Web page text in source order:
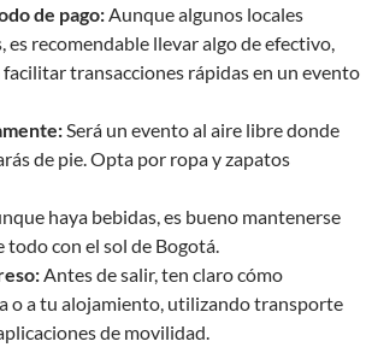
de pago:Aunque algunos locales
es recomendable llevar algo de efectivo,
transacciones rápidas en un evento
Será un evento al aire libre donde
de pie. Opta por ropa y zapatos
haya bebidas, es bueno mantenerse
todo con el sol de Bogotá.
Antes de salir, ten claro cómo
o a tu alojamiento, utilizando transporte
de movilidad.